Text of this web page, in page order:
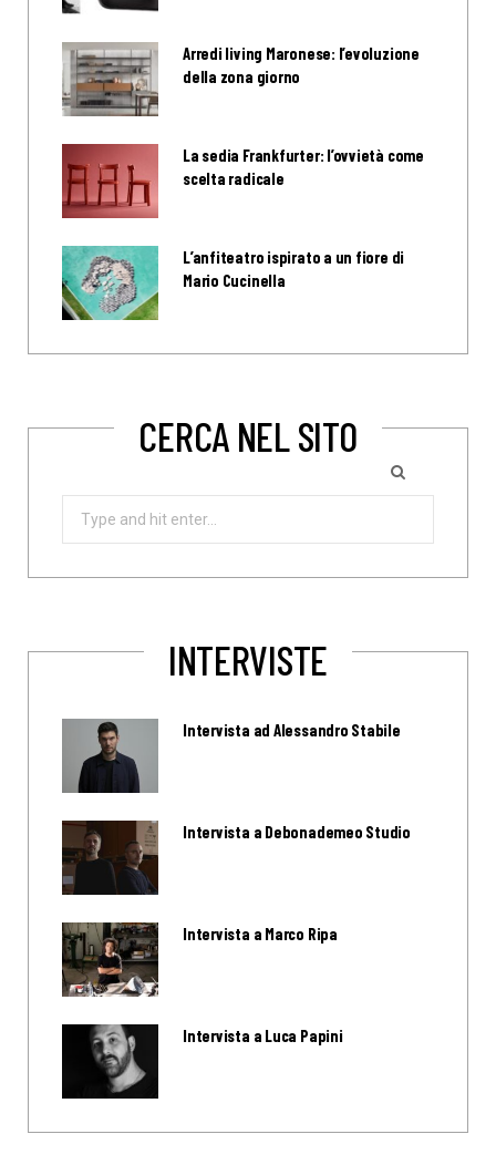
Arredi living Maronese: l’evoluzione
della zona giorno
La sedia Frankfurter: l’ovvietà come
scelta radicale
L’anfiteatro ispirato a un fiore di
Mario Cucinella
CERCA NEL SITO
Search
INTERVISTE
Intervista ad Alessandro Stabile
Intervista a Debonademeo Studio
Intervista a Marco Ripa
Intervista a Luca Papini